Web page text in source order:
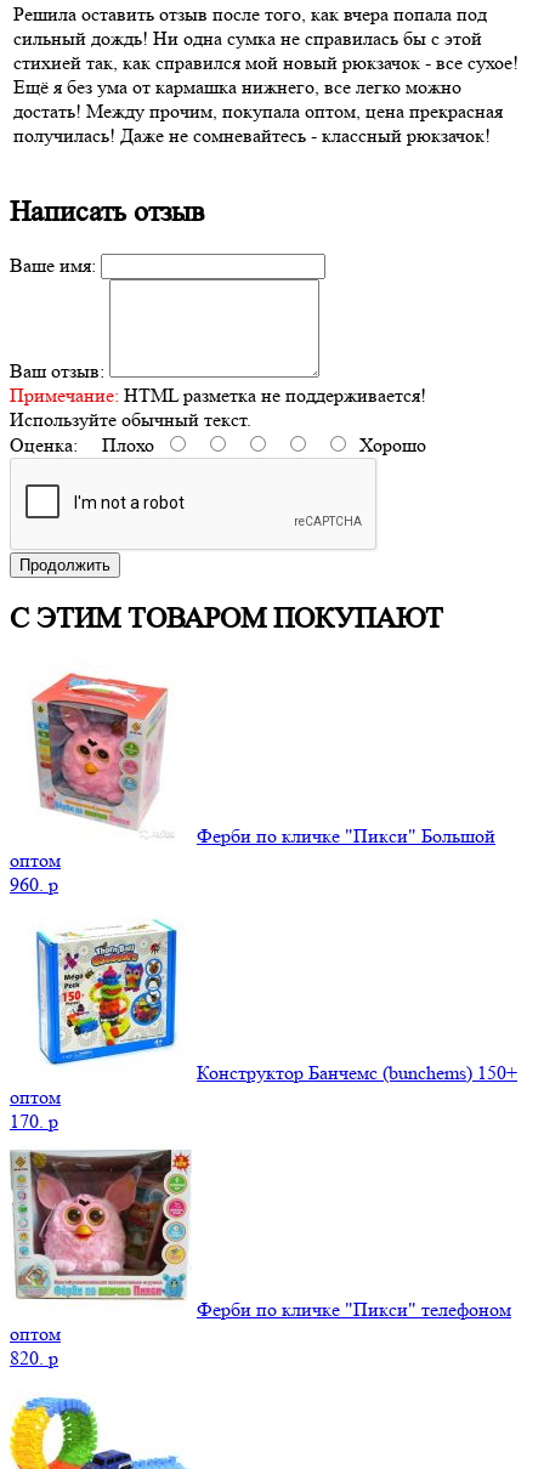
Решила оставить отзыв после того, как вчера попала под
сильный дождь! Ни одна сумка не справилась бы с этой
стихией так, как справился мой новый рюкзачок - все сухое!
Ещё я без ума от кармашка нижнего, все легко можно
достать! Между прочим, покупала оптом, цена прекрасная
получилась! Даже не сомневайтесь - классный рюкзачок!
Написать отзыв
Ваше имя:
Ваш отзыв:
Примечание: HTML разметка не поддерживается!
Используйте обычный текст.
Оценка: Плохо Хорошо
Продолжить
С ЭТИМ ТОВАРОМ ПОКУПАЮТ
Ферби по кличке "Пикси" Большой
оптом
960. p
Конструктор Банчемс (bunchems) 150+
оптом
170. p
Ферби по кличке "Пикси" телефоном
оптом
820. p